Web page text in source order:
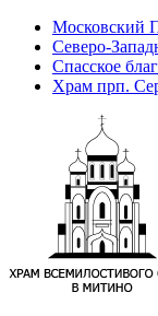
Московский
Северо-
Спасское
Храм прп.